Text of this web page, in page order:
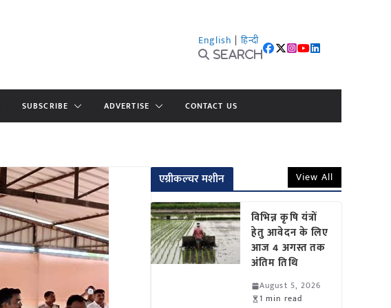
English | हिन्दी
Search
SUBSCRIBE ADVERTISE CONTACT US
एग्रीकल्चर मशीन View All
विभिन्न कृषि यंत्रों
हेतु आवेदन के लिए
आज 4 अगस्त तक
अंतिम तिथि
August 5, 2026
1 min read